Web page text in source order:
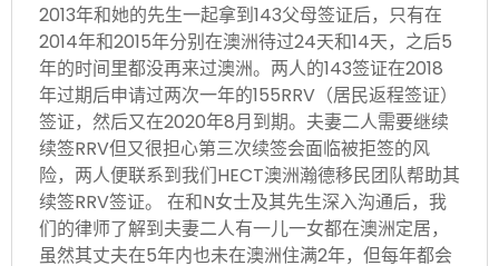
2013年和她的先生一起拿到143父母签证后，只有在
2014年和2015年分别在澳洲待过24天和14天，之后5
年的时间里都没再来过澳洲。两人的143签证在2018
年过期后申请过两次一年的155RRV（居民返程签证）
签证，然后又在2020年8月到期。夫妻二人需要继续
续签RRV但又很担心第三次续签会面临被拒签的风
险，两人便联系到我们HECT澳洲瀚德移民团队帮助其
续签RRV签证。 在和N女士及其先生深入沟通后，我
们的律师了解到夫妻二人有一儿一女都在澳洲定居，
虽然其丈夫在5年内也未在澳洲住满2年，但每年都会